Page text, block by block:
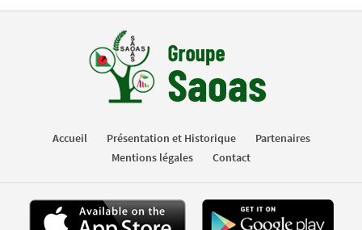
Accueil Présentation et Historique
Partenaires
Mentions légales
Contact